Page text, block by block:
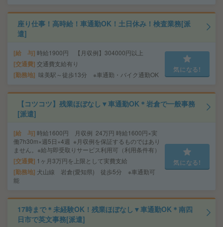
座り仕事！高時給！車通勤OK！土日休み！検査業務[派
遣]
給 与 時給1900円 【月収例】304000円以上
交通費 交通費支給有り
勤務地 味美駅～徒歩13分 ※車通勤・バイク通勤OK
気になる!
【コツコツ】残業ほぼなし▼車通勤OK＊岩倉で一般事務
[派遣]
給 与 時給1600円 月収例 24万円 時給1600円×実
働7h30m×週5日×4週 ※月収例を保証するものではあり
ません。※給与即受取りサービス利用可（利用条件有）
交通費 1ヶ月3万円を上限として実費支給
勤務地 犬山線 岩倉(愛知県) 徒歩5分 ※車通勤可
能
気になる!
17時まで＊未経験OK！残業ほぼなし▼車通勤OK＊南四
日市で英文事務[派遣]